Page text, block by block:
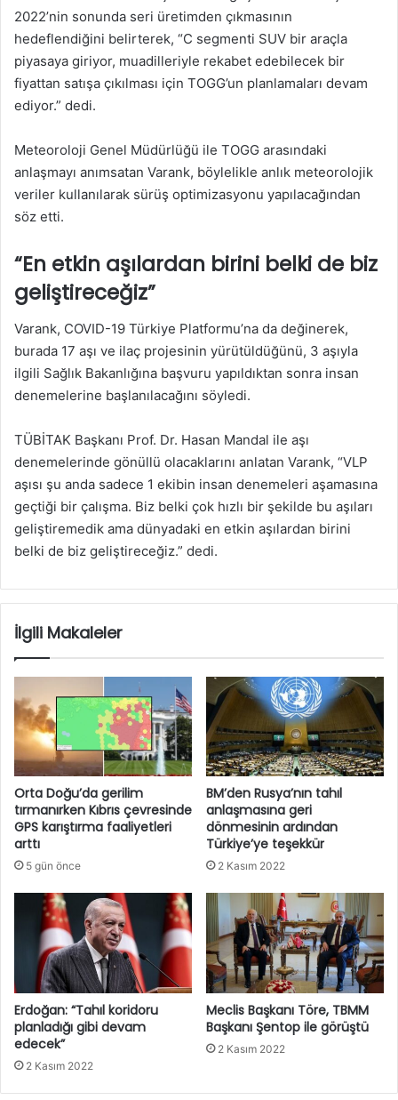
2022’nin sonunda seri üretimden çıkmasının
hedeflendiğini belirterek, “C segmenti SUV bir araçla
piyasaya giriyor, muadilleriyle rekabet edebilecek bir
fiyattan satışa çıkılması için TOGG’un planlamaları devam
ediyor.” dedi.
Meteoroloji Genel Müdürlüğü ile TOGG arasındaki
anlaşmayı anımsatan Varank, böylelikle anlık meteorolojik
veriler kullanılarak sürüş optimizasyonu yapılacağından
söz etti.
“En etkin aşılardan birini belki de biz
geliştireceğiz”
Varank, COVID-19 Türkiye Platformu’na da değinerek,
burada 17 aşı ve ilaç projesinin yürütüldüğünü, 3 aşıyla
ilgili Sağlık Bakanlığına başvuru yapıldıktan sonra insan
denemelerine başlanılacağını söyledi.
TÜBİTAK Başkanı Prof. Dr. Hasan Mandal ile aşı
denemelerinde gönüllü olacaklarını anlatan Varank, “VLP
aşısı şu anda sadece 1 ekibin insan denemeleri aşamasına
geçtiği bir çalışma. Biz belki çok hızlı bir şekilde bu aşıları
geliştiremedik ama dünyadaki en etkin aşılardan birini
belki de biz geliştireceğiz.” dedi.
İlgili Makaleler
Orta Doğu’da gerilim
tırmanırken Kıbrıs çevresinde
GPS karıştırma faaliyetleri
arttı
5 gün önce
BM’den Rusya’nın tahıl
anlaşmasına geri
dönmesinin ardından
Türkiye’ye teşekkür
2 Kasım 2022
Erdoğan: “Tahıl koridoru
planladığı gibi devam
edecek”
2 Kasım 2022
Meclis Başkanı Töre, TBMM
Başkanı Şentop ile görüştü
2 Kasım 2022